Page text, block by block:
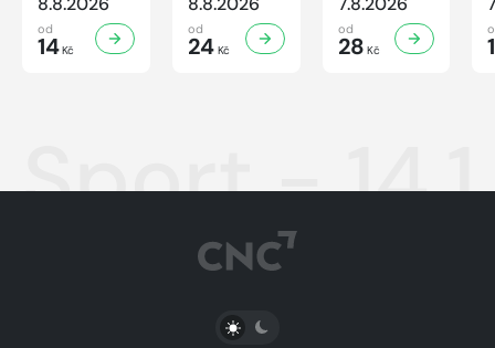
od
14Kč
od
24Kč
od
28 Kč
Sport -
PŘEPNOUT SVĚTLÝ/TMAVÝ REŽIM